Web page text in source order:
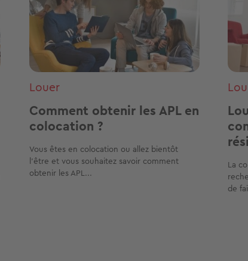
Louer
Comment obtenir les APL en
colocation ?
Vous êtes en colocation ou allez bientôt
l’être et vous souhaitez savoir comment
obtenir les APL...
La
de